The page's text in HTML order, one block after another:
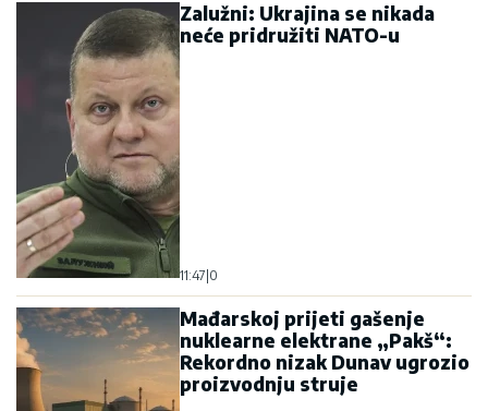
Zalužni: Ukrajina se nikada
neće pridružiti NATO-u
11:47 0
Mađarskoj prijeti gašenje
nuklearne elektrane „Pakš“:
Rekordno nizak Dunav ugrozio
proizvodnju struje